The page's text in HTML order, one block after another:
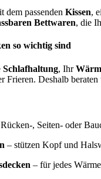
dem passenden Kissen,
Bettwaren, die
so wichtig sind
Schlafhaltung, Ihr
Frieren. Deshalb
, Seiten- oder
– stützen Kopf und
– für jedes